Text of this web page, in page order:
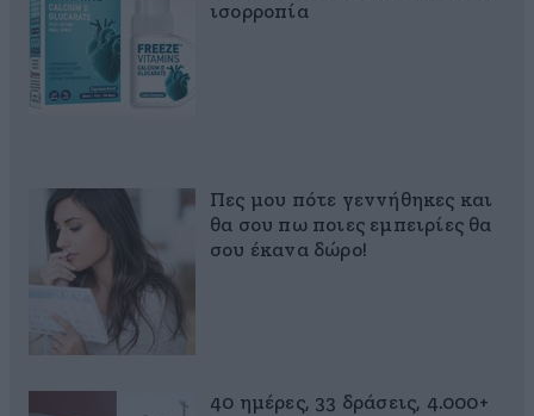
ισορροπία
Πες μου πότε γεννήθηκες και
θα σου πω ποιες εμπειρίες θα
σου έκανα δώρο!
40 ημέρες, 33 δράσεις, 4.000+